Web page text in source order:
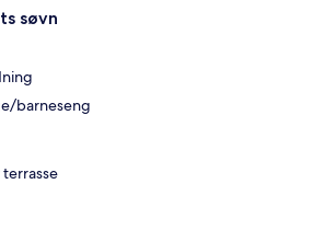
søvn
barneseng
terrasse